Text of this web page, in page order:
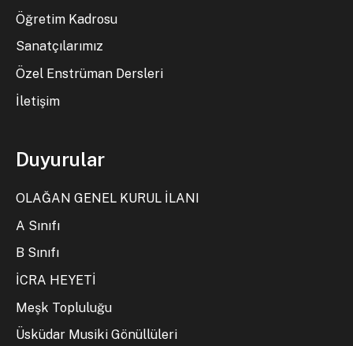
Öğretim Kadrosu
Sanatçılarımız
Özel Enstrüman Dersleri
İletişim
Duyurular
OLAĞAN GENEL KURUL İLANI
A Sınıfı
B Sınıfı
İCRA HEYETİ
Meşk Topluluğu
Üsküdar Musiki Gönüllüleri